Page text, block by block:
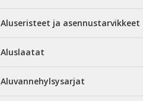
Aluseristeet ja asennustarvikkeet
Aluslaatat
Aluvannehylsysarjat